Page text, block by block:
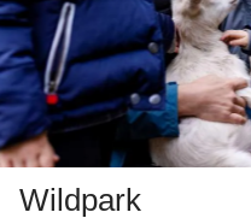
Wildpark